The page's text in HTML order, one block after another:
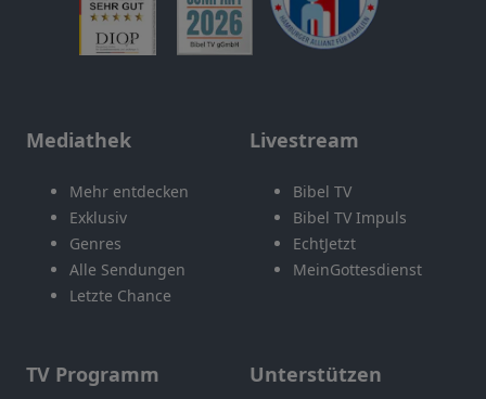
Mediathek
Mehr entdecken
Exklusiv
Genres
Alle Sendungen
Letzte Chance
Livestream
Bibel TV
Bibel TV Impuls
EchtJetzt
MeinGottesdienst
TV Programm Unterstützen